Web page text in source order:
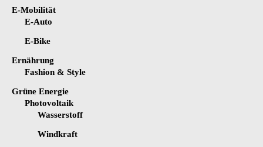
E-Mobilität
E-Auto
E-Bike
Ernährung
Fashion & Style
Grüne Energie
Photovoltaik
Wasserstoff
Windkraft